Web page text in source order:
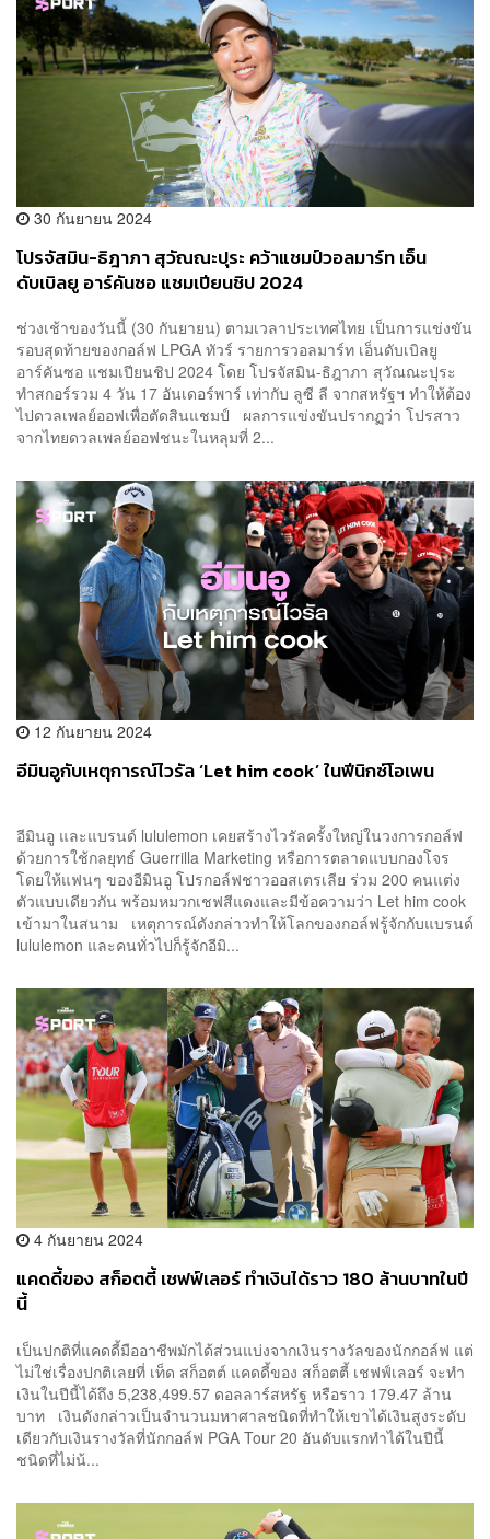
30 กันยายน 2024
โปรจัสมิน-ธิฎาภา สุวัณณะปุระ คว้าแชมป์วอลมาร์ท เอ็น
ดับเบิลยู อาร์คันซอ แชมเปียนชิป 2024
ช่วงเช้าของวันนี้ (30 กันยายน) ตามเวลาประเทศไทย เป็นการแข่งขัน
รอบสุดท้ายของกอล์ฟ LPGA ทัวร์ รายการวอลมาร์ท เอ็นดับเบิลยู
อาร์คันซอ แชมเปียนชิป 2024 โดย โปรจัสมิน-ธิฎาภา สุวัณณะปุระ
ทำสกอร์รวม 4 วัน 17 อันเดอร์พาร์ เท่ากับ ลูซี ลี จากสหรัฐฯ ทำให้ต้อง
ไปดวลเพลย์ออฟเพื่อตัดสินแชมป์ ผลการแข่งขันปรากฏว่า โปรสาว
จากไทยดวลเพลย์ออฟชนะในหลุมที่ 2...
12 กันยายน 2024
อีมินอูกับเหตุการณ์ไวรัล ‘Let him cook’ ในฟีนิกซ์โอเพน
อีมินอู และแบรนด์ lululemon เคยสร้างไวรัลครั้งใหญ่ในวงการกอล์ฟ
ด้วยการใช้กลยุทธ์ Guerrilla Marketing หรือการตลาดแบบกองโจร
โดยให้แฟนๆ ของอีมินอู โปรกอล์ฟชาวออสเตรเลีย ร่วม 200 คนแต่ง
ตัวแบบเดียวกัน พร้อมหมวกเชฟสีแดงและมีข้อความว่า Let him cook
เข้ามาในสนาม เหตุการณ์ดังกล่าวทำให้โลกของกอล์ฟรู้จักกับแบรนด์
lululemon และคนทั่วไปก็รู้จักอีมิ...
4 กันยายน 2024
แคดดี้ของ สก็อตตี้ เชฟฟ์เลอร์ ทำเงินได้ราว 180 ล้านบาทในปี
นี้
เป็นปกติที่แคดดี้มืออาชีพมักได้ส่วนแบ่งจากเงินรางวัลของนักกอล์ฟ แต่
ไม่ใช่เรื่องปกติเลยที่ เท็ด สก็อตต์ แคดดี้ของ สก็อตตี้ เชฟฟ์เลอร์ จะทำ
เงินในปีนี้ได้ถึง 5,238,499.57 ดอลลาร์สหรัฐ หรือราว 179.47 ล้าน
บาท เงินดังกล่าวเป็นจำนวนมหาศาลชนิดที่ทำให้เขาได้เงินสูงระดับ
เดียวกับเงินรางวัลที่นักกอล์ฟ PGA Tour 20 อันดับแรกทำได้ในปีนี้
ชนิดที่ไม่น้...